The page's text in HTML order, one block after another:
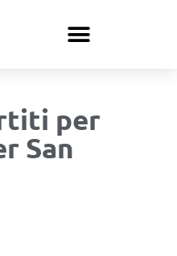
per
San